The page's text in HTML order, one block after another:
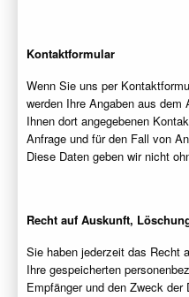
Kontaktformular
Wenn Sie uns per
werden Ihre Angaben aus
Ihnen dort angegebenen
Anfrage und für den Fall von
Diese Daten geben wir nicht
Recht auf Auskunft,
Sie haben jederzeit das Recht
Ihre gespeicherten
Empfänger und den Zweck